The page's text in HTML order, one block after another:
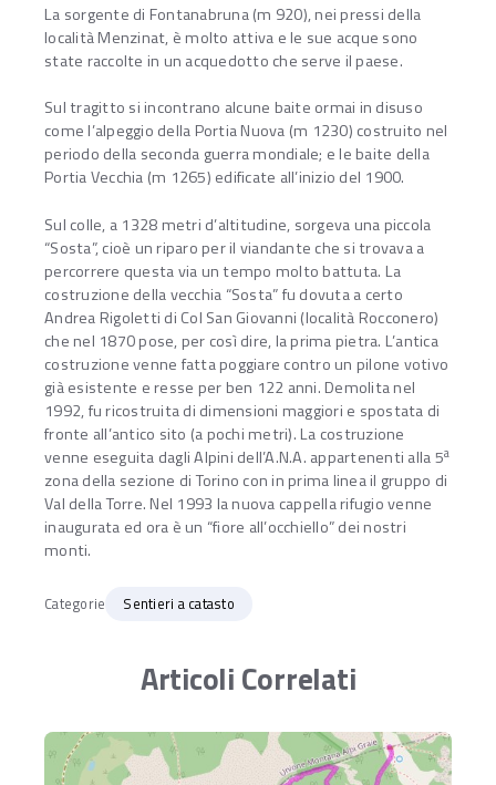
La sorgente di Fontanabruna (m 920), nei pressi della
località Menzinat, è molto attiva e le sue acque sono
state raccolte in un acquedotto che serve il paese.
Sul tragitto si incontrano alcune baite ormai in disuso
come l’alpeggio della Portia Nuova (m 1230) costruito nel
periodo della seconda guerra mondiale; e le baite della
Portia Vecchia (m 1265) edificate all’inizio del 1900.
Sul colle, a 1328 metri d’altitudine, sorgeva una piccola
“Sosta”, cioè un riparo per il viandante che si trovava a
percorrere questa via un tempo molto battuta. La
costruzione della vecchia “Sosta” fu dovuta a certo
Andrea Rigoletti di Col San Giovanni (località Rocconero)
che nel 1870 pose, per così dire, la prima pietra. L’antica
costruzione venne fatta poggiare contro un pilone votivo
già esistente e resse per ben 122 anni. Demolita nel
1992, fu ricostruita di dimensioni maggiori e spostata di
fronte all’antico sito (a pochi metri). La costruzione
venne eseguita dagli Alpini dell’A.N.A. appartenenti alla 5a
zona della sezione di Torino con in prima linea il gruppo di
Val della Torre. Nel 1993 la nuova cappella rifugio venne
inaugurata ed ora è un “fiore all’occhiello” dei nostri
monti.
Categorie Sentieri a catasto
Articoli Correlati